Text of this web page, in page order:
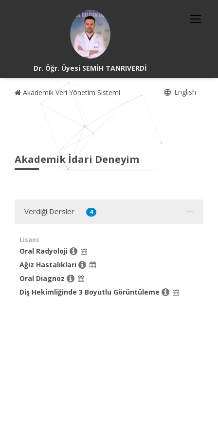
Dr. Öğr. Üyesi SEMİH TANRIVERDİ
Akademik Veri Yönetim Sistemi English
Akademik İdari Deneyim
Verdiği Dersler 4
Lisans
Oral Radyoloji
Ağız Hastalıkları
Oral Diagnoz
Diş Hekimliğinde 3 Boyutlu Görüntüleme